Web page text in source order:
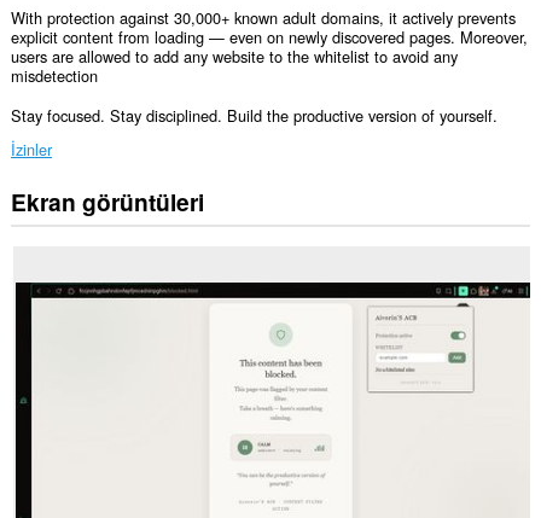
With protection against 30,000+ known adult domains, it actively prevents
explicit content from loading — even on newly discovered pages. Moreover,
users are allowed to add any website to the whitelist to avoid any
misdetection
Stay focused. Stay disciplined. Build the productive version of yourself.
İzinler
Bu
eklenti,
sitelerindeki
verilerinize
sekmelerinize
Ekran görüntüleri